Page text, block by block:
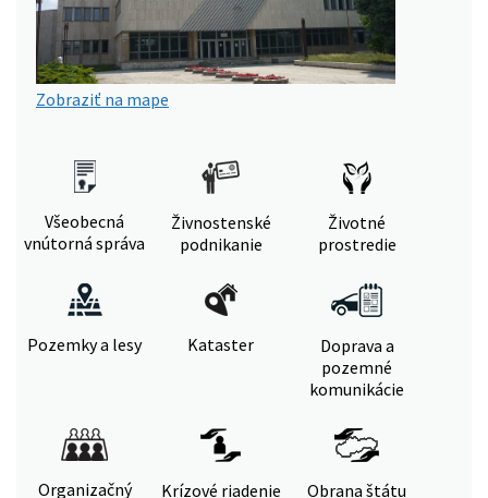
Zobraziť na mape
Všeobecná
vnútorná správa
Živnostenské
podnikanie
Životné
prostredie
Pozemky a lesy Kataster
Doprava a
pozemné
komunikácie
Organizačný
Krízové riadenie Obrana štátu